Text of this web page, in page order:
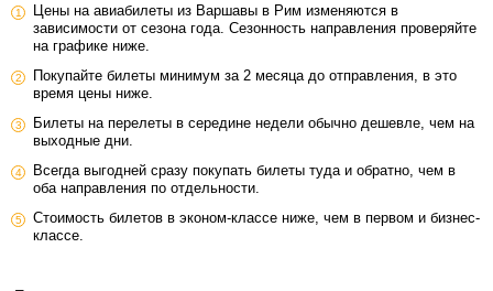
Цены на авиабилеты из Варшавы в Рим изменяются в
зависимости от сезона года. Сезонность направления проверяйте
на графике ниже.
Покупайте билеты минимум за 2 месяца до отправления, в это
время цены ниже.
Билеты на перелеты в середине недели обычно дешевле, чем на
выходные дни.
Всегда выгодней сразу покупать билеты туда и обратно, чем в
оба направления по отдельности.
Стоимость билетов в эконом-классе ниже, чем в первом и бизнес-
классе.